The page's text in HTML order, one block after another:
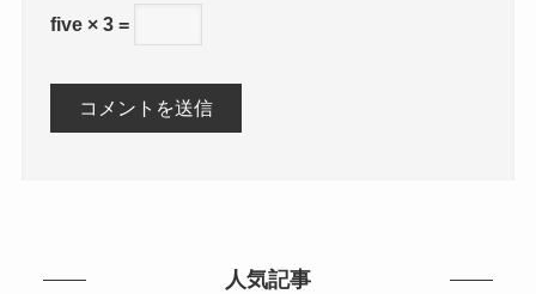
five × 3 =
人気記事